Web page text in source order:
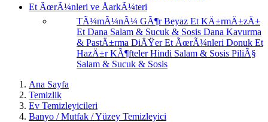
Et ÃœrÃ¼nleri ve ÅarkÃ¼teri
TÃ¼mÃ¼nÃ¼ GÃ¶rBeyaz Et KÄ±rmÄ±zÄ±
Et Dana Salam & Sucuk & Sosis Dana Kavurma
& PastÄ±rma DiÄŸer Et ÃœrÃ¼nleri Donuk Et
HazÄ±r KÃ¶ftelerHindi Salam & Sosis PiliÃ§
Salam & Sucuk & Sosis
Ana Sayfa
Temizlik
Ev Temizleyicileri
Banyo / Mutfak / Yüzey Temizleyici